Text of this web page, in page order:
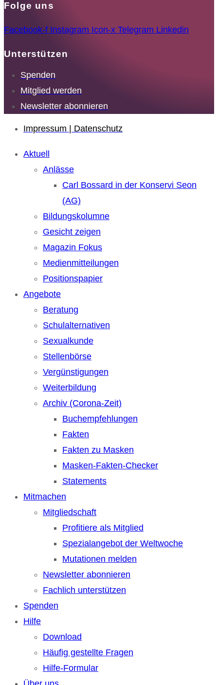
Folge uns
Facebook-f Instagram Icon-x Telegram Linkedin
Unterstützen
Spenden
Mitglied werden
Newsletter abonnieren
Impressum | Datenschutz
Aktuell
Anlässe
Carl Bossard in der Konservi Seon
(AG)
Bildungskolumne
Gesicht zeigen
Magazin Fokus
Medienmitteilungen
Positionspapier
Angebote
Beratung
Schulalternativen
Sexualkunde
Stellenbörse
Vergünstigungen
Weiterbildung
Archiv (Corona-Zeit)
Buchempfehlungen
Fakten
Fakten zu Masken
Masken-Fakten-Checker
Statements
Mitmachen
Mitgliedschaft
Profitiere als Mitglied
Spezialangebot der Weltwoche
Mutationen melden
Newsletter abonnieren
Fachlich unterstützen
Spenden
Hilfe
Download
Häufig gestellte Fragen
Hilfe-Formular